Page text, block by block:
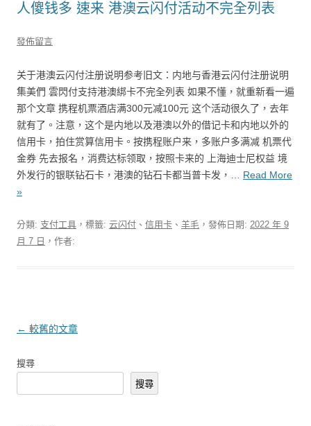
人傻钱多 速来 港澳云闪付活动不完全列表
發佈留言
关于港澳云闪付注册说明参考旧文：内地与香港云闪付注册说明
集美們 雲閃付支持港澳綁卡不完全列表 如果不懂，就重新看一遍
那个文章 携程机票酒店满300元减100元 这个活动很久了，去年
就有了。注意，这个是内地以及港澳以外的借记卡和内地以外的
信用卡，拍住赏算信用卡。按携程账户来，多账户多满减 机票代
金券 先去报名，消费达标领取，按照卡来的 上海迪士尼权益 境
外发行的银联钻石卡，港澳的钻石卡都当普卡发，… Read More
»
分類: 支付工具 ，標籤: 云闪付 、 信用卡 、 羊毛 ，發佈日期: 2022 年 9
月 7 日 ，作者:
文章導覽
← 較舊的文章
搜尋
搜尋